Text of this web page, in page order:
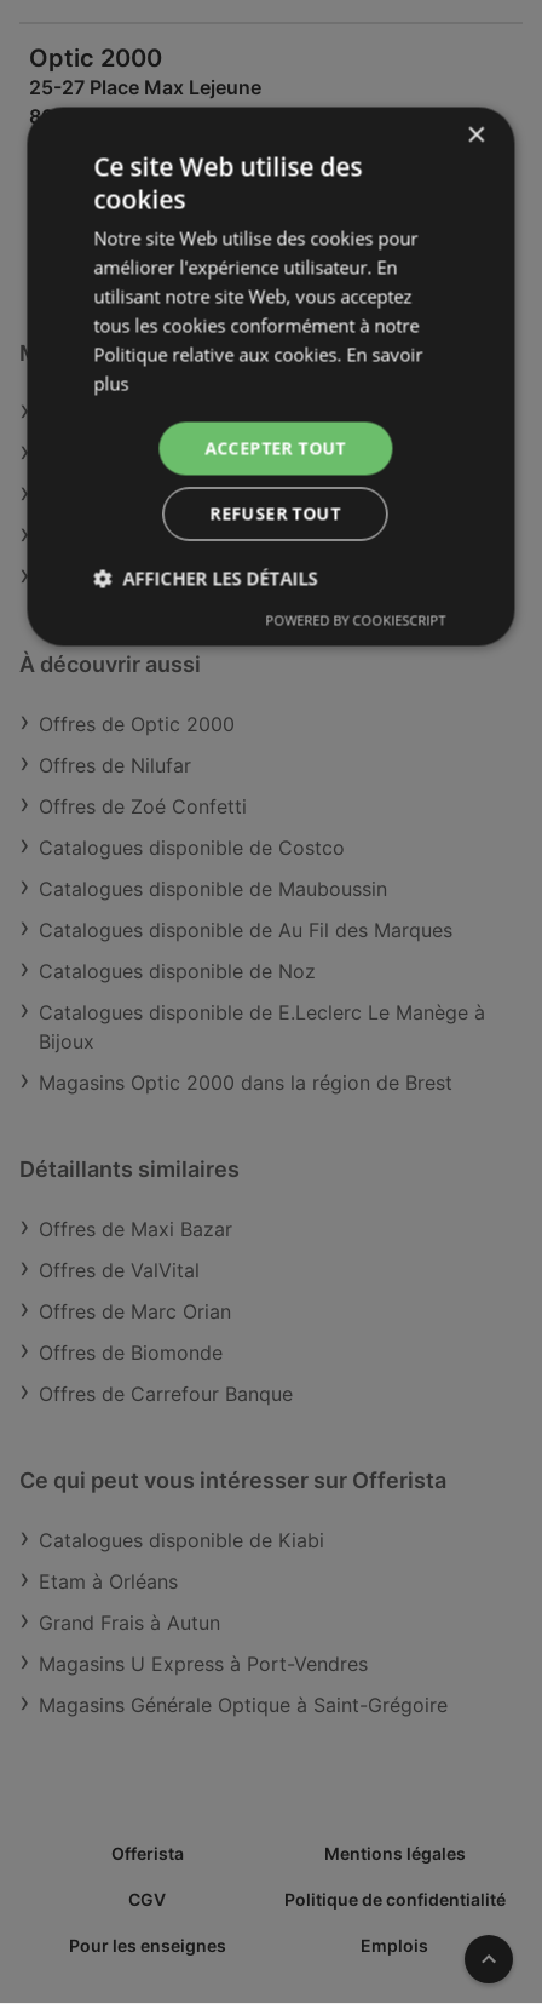
Optic 2000
25-27 Place Max Lejeune
80100 Abbeville (Somme)
OFFRES: 0
CATALOGUES: 0
DISTANCE:
534,81 km
Magasins Optic 2000 à :
Optic 2000 à Sarreguemines
Optic 2000 à Vire
Optic 2000 à Muret
Optic 2000 à Château-Gontier
À découvrir aussi
Offres de Optic 2000
Offres de Nilufar
Offres de Zoé Confetti
Catalogues disponible de Costco
Catalogues disponible de Mauboussin
Catalogues disponible de Au Fil des Marques
Catalogues disponible de Noz
Catalogues disponible de E.Leclerc Le Manège à
Bijoux
Magasins Optic 2000 dans la région de Brest
Détaillants similaires
Offres de Maxi Bazar
Offres de ValVital
Offres de Marc Orian
Offres de Biomonde
Offres de Carrefour Banque
Ce qui peut vous intéresser sur Offerista
Catalogues disponible de Kiabi
Etam à Orléans
Grand Frais à Autun
Magasins U Express à Port-Vendres
Magasins Générale Optique à Saint-Grégoire
Offerista Mentions légales
CGV Politique de confidentialité
Pour les enseignes Emplois Vers
×
Ce site Web utilise des
cookies
Notre site Web utilise des cookies pour
améliorer l'expérience utilisateur. En
utilisant notre site Web, vous acceptez
tous les cookies conformément à notre
Politique relative aux cookies. En savoir
plus
ACCEPTER TOUT
REFUSER TOUT
AFFICHER LES DÉTAILS
POWERED BY COOKIESCRIPT